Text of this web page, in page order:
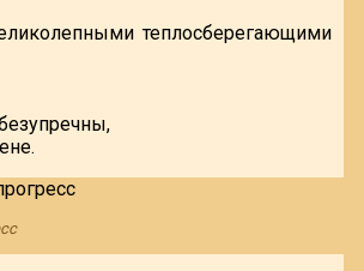
теплосберегающими